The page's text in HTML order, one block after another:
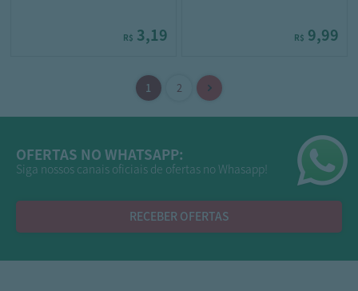
R$ 3,19 R$ 9,99
OFERTAS NO WHATSAPP:
Siga nossos canais oficiais de ofertas no Whasapp!
RECEBER OFERTAS